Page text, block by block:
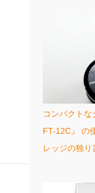
コンパクト
FT-12C』 の
レッジの独り